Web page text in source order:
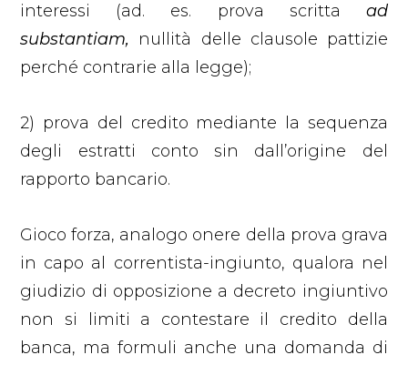
interessi (ad. es. prova scritta ad
substantiam, nullità delle clausole pattizie
perché contrarie alla legge);
2) prova del credito mediante la sequenza
degli estratti conto sin dall’origine del
rapporto bancario.
Gioco forza, analogo onere della prova grava
in capo al correntista-ingiunto, qualora nel
giudizio di opposizione a decreto ingiuntivo
non si limiti a contestare il credito della
banca, ma formuli anche una domanda di